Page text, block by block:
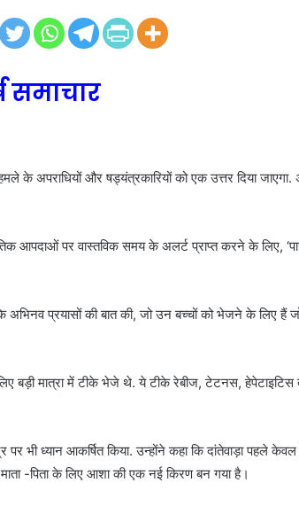
समाचार
के अपराधियों और षड्यंत्रकारियों को एक उत्तर दिया
आपदाओं पर वास्तविक समय के अलर्ट प्राप्त करने के लिए,
अभिनव प्रयासों की बात की, जो उन बच्चों को भेजने के लिए हैं
बड़ी मात्रा में टीके भेजे थे. ये टीके रेबीज, टेटनस,
पर भी ध्यान आकर्षित किया. उन्होंने कहा कि दांतेवाड़ा पहले
-पिता के लिए आशा की एक नई किरण बन गया है।